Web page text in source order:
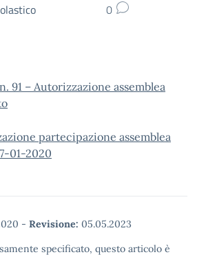
0
91 – Autorizzazione assemblea
partecipazione assemblea
01-2020
- Revisione: 05.05.2023
specificato, questo articolo è